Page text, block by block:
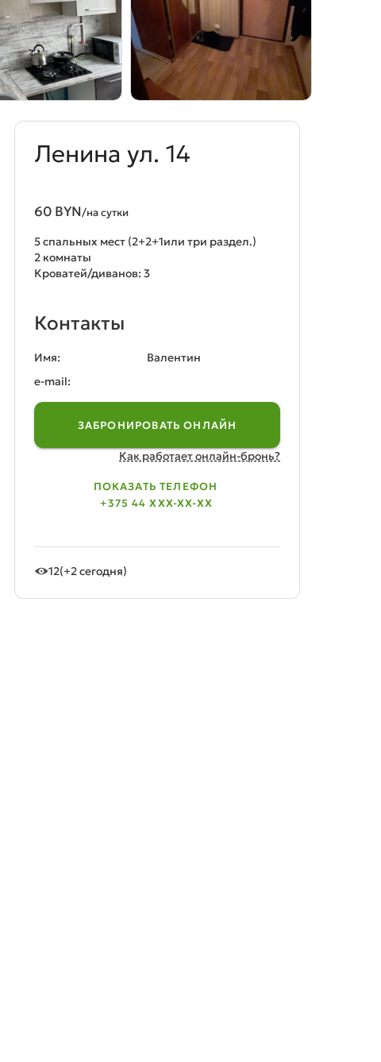
Ленина ул. 14
60 BYN/на сутки
5 спальных мест (2+2+1или три раздел.)
2 комнаты
Кроватей/диванов: 3
Контакты
Имя:
Валентин
e-mail:
ЗАБРОНИРОВАТЬ ОНЛАЙН
Как работает онлайн-бронь?
ПОКАЗАТЬ ТЕЛЕФОН
+375 44 XXX-XX-XX
12(+2 сегодня)